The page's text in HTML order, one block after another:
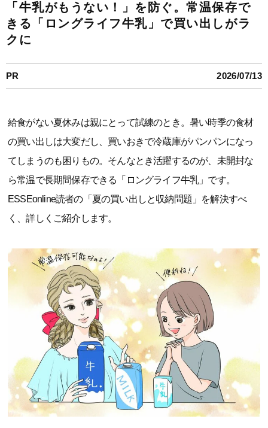
「牛乳がもうない！」を防ぐ。常温保存で
きる「ロングライフ牛乳」で買い出しがラ
クに
PR 2026/07/13
給食がない夏休みは親にとって試練のとき。暑い時季の食材
の買い出しは大変だし、買いおきで冷蔵庫がパンパンになっ
てしまうのも困りもの。そんなとき活躍するのが、未開封な
ら常温で長期間保存できる「ロングライフ牛乳」です。
ESSEonline読者の「夏の買い出しと収納問題」を解決すべ
く、詳しくご紹介します。